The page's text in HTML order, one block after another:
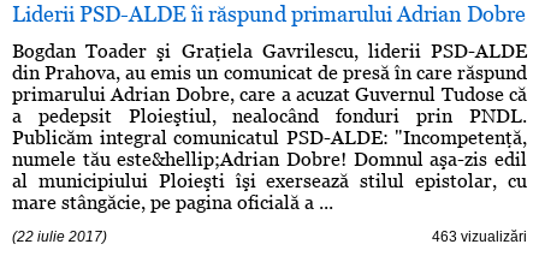
Liderii PSD-ALDE îi răspund primarului Adrian Dobre
Bogdan Toader şi Graţiela Gavrilescu, liderii PSD-ALDE
din Prahova, au emis un comunicat de presă în care răspund
primarului Adrian Dobre, care a acuzat Guvernul Tudose că
a pedepsit Ploieştiul, nealocând fonduri prin PNDL.
Publicăm integral comunicatul PSD-ALDE: "Incompetenţă,
numele tău este&hellip;Adrian Dobre! Domnul aşa-zis edil
al municipiului Ploieşti îşi exersează stilul epistolar, cu
mare stângăcie, pe pagina oficială a ...
(22 iulie 2017) 463 vizualizări